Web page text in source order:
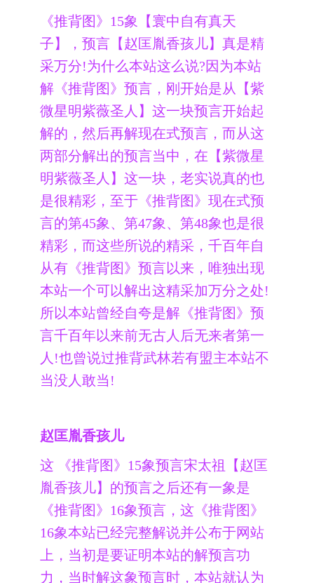
《推背图》15象【寰中自有真天
子】，预言【赵匡胤香孩儿】真是精
采万分!为什么本站这么说?因为本站
解《推背图》预言，刚开始是从【紫
微星明紫薇圣人】这一块预言开始起
解的，然后再解现在式预言，而从这
两部分解出的预言当中，在【紫微星
明紫薇圣人】这一块，老实说真的也
是很精彩，至于《推背图》现在式预
言的第45象、第47象、第48象也是很
精彩，而这些所说的精采，千百年自
从有《推背图》预言以来，唯独出现
本站一个可以解出这精采加万分之处!
所以本站曾经自夸是解《推背图》预
言千百年以来前无古人后无来者第一
人!也曾说过推背武林若有盟主本站不
当没人敢当!
赵匡胤香孩儿
这 《推背图》15象预言宋太祖【赵匡
胤香孩儿】的预言之后还有一象是
《推背图》16象预言，这《推背图》
16象本站已经完整解说并公布于网站
上，当初是要证明本站的解预言功
力，当时解这象预言时，本站就认为